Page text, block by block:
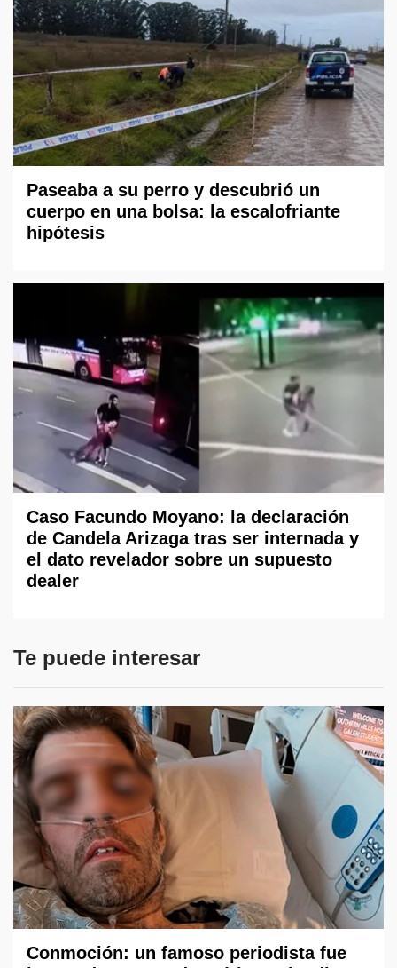
Paseaba a su perro y descubrió un
cuerpo en una bolsa: la escalofriante
hipótesis
Caso Facundo Moyano: la declaración
de Candela Arizaga tras ser internada y
el dato revelador sobre un supuesto
dealer
Te puede interesar
Conmoción: un famoso periodista fue